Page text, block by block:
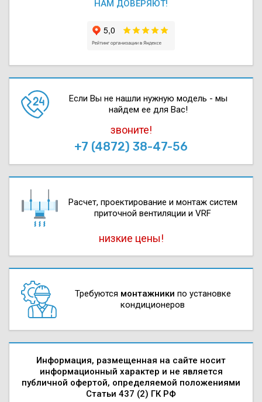
НАМ ДОВЕРЯЮТ!
Если Вы не нашли нужную модель - мы
найдем ее для Вас!
звоните!
+7 (4872) 38-47-56
Расчет, проектирова­ние и монтаж систем
приточной вентиляции и VRF
низкие цены!
Требуются монтажники по установке
кондиционеров
Информация, размещенная на сайте носит
информационный характер и не является
публичной офертой, определяемой положениями
Статьи 437 (2) ГК РФ